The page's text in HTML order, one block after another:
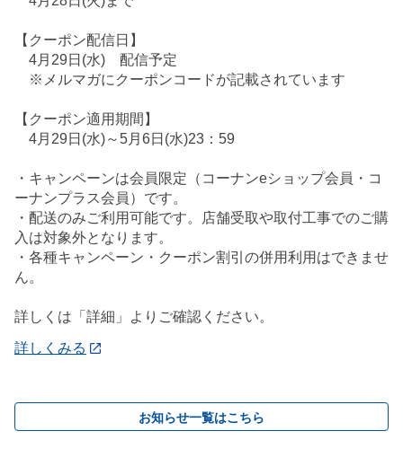
【クーポン配信日】
4月29日(水) 配信予定
※メルマガにクーポンコードが記載されています
【クーポン適用期間】
4月29日(水)～5月6日(水)23：59
・キャンペーンは会員限定（コーナンeショップ会員・コ
ーナンプラス会員）です。
・配送のみご利用可能です。店舗受取や取付工事でのご購
入は対象外となります。
・各種キャンペーン・クーポン割引の併用利用はできませ
ん。
詳しくは「詳細」よりご確認ください。
詳しくみる
お知らせ一覧はこちら